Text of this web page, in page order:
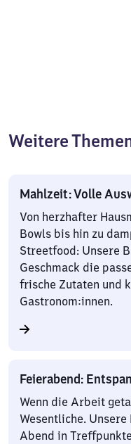
Weitere
Mahlzeit: Volle
Von herzhafter
Bowls bis hin zu
Streetfood: Unsere
Geschmack die
frische Zutaten und
Gastronom:innen.
Feierabend:
Wenn die Arbeit
Wesentliche.
Abend in